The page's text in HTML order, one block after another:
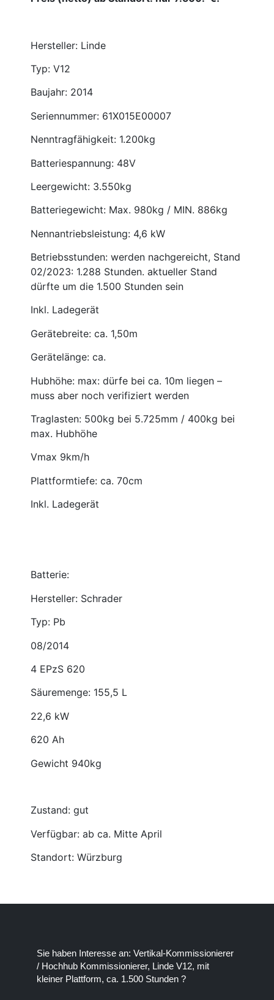
Hersteller: Linde
Typ: V12
Baujahr: 2014
Seriennummer: 61X015E00007
Nenntragfähigkeit: 1.200kg
Batteriespannung: 48V
Leergewicht: 3.550kg
Batteriegewicht: Max. 980kg / MIN. 886kg
Nennantriebsleistung: 4,6 kW
Betriebsstunden: werden nachgereicht, Stand
02/2023: 1.288 Stunden. aktueller Stand
dürfte um die 1.500 Stunden sein
Inkl. Ladegerät
Gerätebreite: ca. 1,50m
Gerätelänge: ca.
Hubhöhe: max: dürfe bei ca. 10m liegen –
muss aber noch verifiziert werden
Traglasten: 500kg bei 5.725mm / 400kg bei
max. Hubhöhe
Vmax 9km/h
Plattformtiefe: ca. 70cm
Inkl. Ladegerät
Batterie:
Hersteller: Schrader
Typ: Pb
08/2014
4 EPzS 620
Säuremenge: 155,5 L
22,6 kW
620 Ah
Gewicht 940kg
Zustand: gut
Verfügbar: ab ca. Mitte April
Standort: Würzburg
Sie haben Interesse an: Vertikal-Kommissionierer
/ Hochhub Kommissionierer, Linde V12, mit
kleiner Plattform, ca. 1.500 Stunden ?